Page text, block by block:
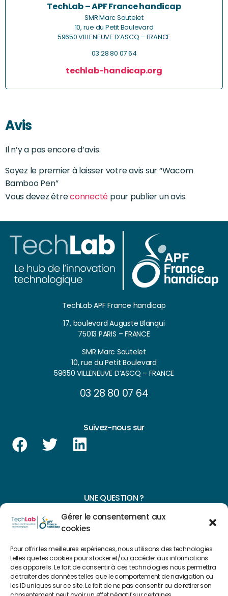
Gérer le consentement aux
cookies
Pour offrir les meilleures expériences, nous utilisons des technologies
telles que les cookies pour stocker et/ou accéder aux informations
des appareils. Le fait de consentir à ces technologies nous permettra
de traiter des données telles que le comportement de navigation ou
les ID uniques sur ce site. Le fait de ne pas consentir ou de retirer son
TechLab – APF France handicap
SMR Marc Sautelet
10, rue du Petit Boulevard
59650 VILLENEUVE D’ASCQ – FRANCE
03 28 80 07 64
techlab-handicap.org
Avis
Il n’y a pas encore d’avis.
Soyez le premier à laisser votre avis sur “Wacom
Bamboo Pen”
Vous devez êtreconnecté pour publier un avis.
TechLab APF France handicap
17, boulevard Auguste Blanqui
75013 PARIS – FRANCE
SMR Marc Sautelet
10, rue du Petit Boulevard
59650 VILLENEUVE D’ASCQ – FRANCE
03 28 80 07 64
Suivez-nous sur
UNE QUESTION ?
CONTACTEZ-NOUS
NAVIGUER SUR NOTRE SITE
Plan du site